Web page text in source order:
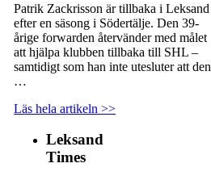
Patrik Zackrisson är tillbaka i Leksand
efter en säsong i Södertälje. Den 39-
årige forwarden återvänder med målet
att hjälpa klubben tillbaka till SHL –
samtidigt som han inte utesluter att den
…
Läs hela artikeln >>
Leksand
Times